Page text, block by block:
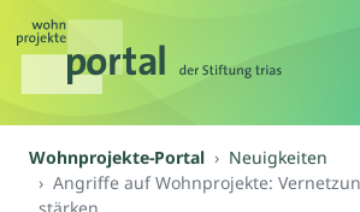
Wohnprojekte-Portal
Neuigkeiten
Angriffe auf Wohnprojekte: